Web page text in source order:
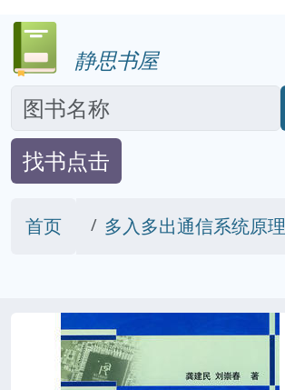
静思书屋
找书点击
首页 多入多出通信系统原理